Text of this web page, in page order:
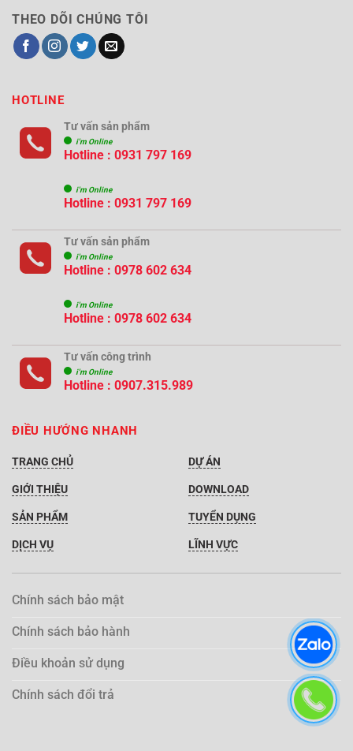
THEO DÕI CHÚNG TÔI
HOTLINE
Tư vấn sản phẩm
i'm Online
Hotline : 0931 797 169
i'm Online
Hotline : 0931 797 169
Tư vấn sản phẩm
i'm Online
Hotline : 0978 602 634
i'm Online
Hotline : 0978 602 634
Tư vấn công trình
i'm Online
Hotline : 0907.315.989
ĐIỀU HƯỚNG NHANH
TRANG CHỦ
GIỚI THIỆU
SẢN PHẨM
DỊCH VỤ
DỰ ÁN
DOWNLOAD
TUYỂN DỤNG
LĨNH VỰC
Chính sách bảo mật
Chính sách bảo hành
Điều khoản sử dụng
Chính sách đổi trả